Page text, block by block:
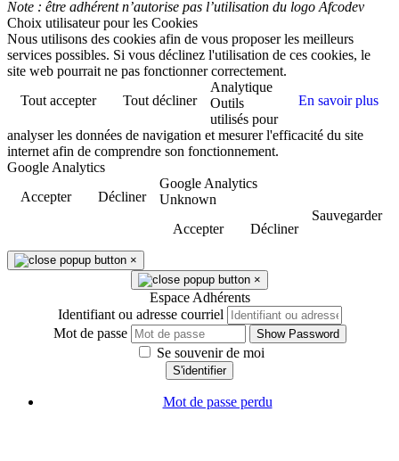
Note : être adhérent n’autorise pas l’utilisation du logo Afcodev
Choix utilisateur pour les Cookies
Nous utilisons des cookies afin de vous proposer les meilleurs
services possibles. Si vous déclinez l'utilisation de ces cookies, le
site web pourrait ne pas fonctionner correctement.
Tout accepter
Tout décliner En savoir plus
Analytique
Outils
utilisés pour
analyser les données de navigation et mesurer l'efficacité du site
internet afin de comprendre son fonctionnement.
Google Analytics
Accepter
Décliner
Google Analytics
Unknown
Accepter
Décliner
Sauvegarder
×
×
Espace Adhérents
Identifiant ou adresse courriel
Mot de passe
Show Password
Se souvenir de moi
S'identifier
Mot de passe perdu